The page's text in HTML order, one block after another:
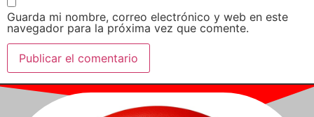
Guarda mi nombre, correo electrónico y web en este
navegador para la próxima vez que comente.